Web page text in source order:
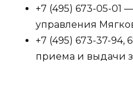
+7 (495) 673-05-01
управления
+7 (495) 673-37-94,
приема и выдачи